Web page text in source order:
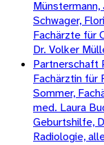
Schwager,
Fachärzte für
Dr. Volker
Partnerschaft
Fachärztin für
Sommer,
med. Laura
Geburtshilfe,
Radiologie,